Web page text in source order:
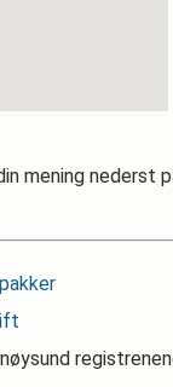
mening nederst